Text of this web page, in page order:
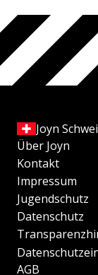
Joyn
Über Joyn
Kontakt
Impressum
Jugendschutz
Datenschutz
AGB